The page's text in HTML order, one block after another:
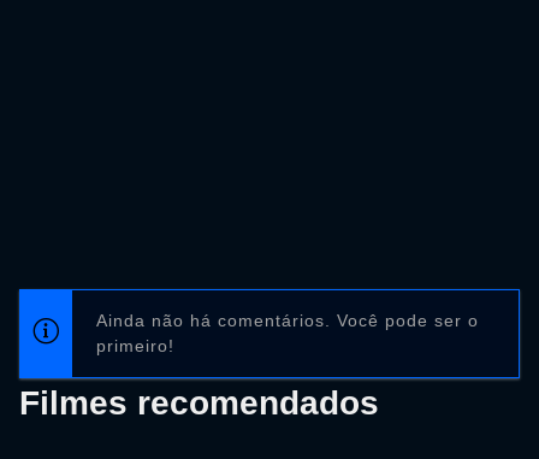
Ainda não há comentários. Você pode ser o
primeiro!
Filmes recomendados